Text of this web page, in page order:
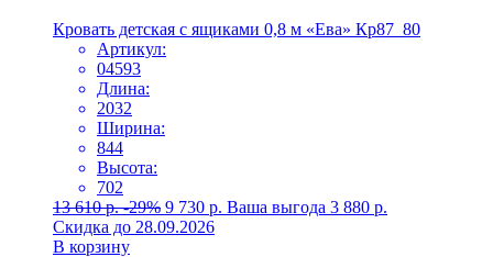
Кровать детская с ящиками 0,8 м «Ева» Кр87_80
Артикул:
04593
Длина:
2032
Ширина:
844
Высота:
702
13 610р. -29% 9 730 р. Ваша выгода 3 880 р.
Скидка до 28.09.2026
В корзину